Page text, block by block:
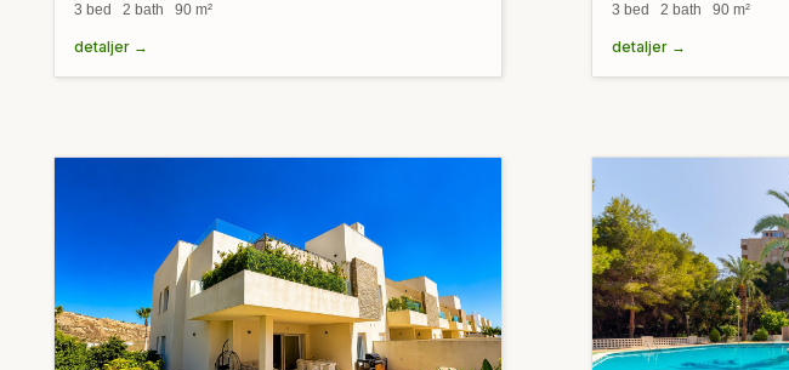
3 bed 2 bath 90 m²
detaljer →
3 bed 2 bath 90 m²
detaljer →